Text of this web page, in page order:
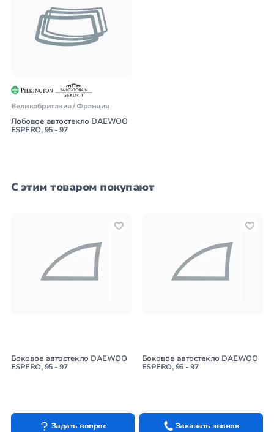
Великобритания / Франция
Лобовое автостекло DAEWOO
ESPERO, 95 - 97
С этим товаром покупают
Боковое автостекло DAEWOO
ESPERO, 95 - 97
Боковое автостекло DAEWOO
ESPERO, 95 - 97
Задать вопрос Заказать звонок